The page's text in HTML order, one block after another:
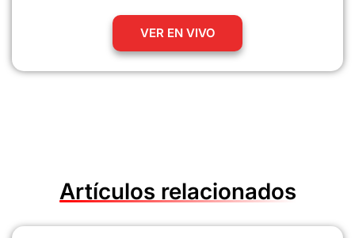
VER EN VIVO
Artículos relacionados